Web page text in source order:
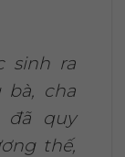
sinh ra
cha
đã quy
thế,